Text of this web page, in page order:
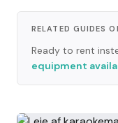
RELATED GUIDES
Ready to rent
equipment